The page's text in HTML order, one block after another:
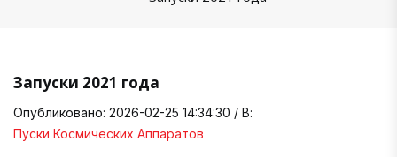
Запуски 2021 года
Опубликовано: 2026-02-25 14:34:30 / В:
Пуски Космических Аппаратов